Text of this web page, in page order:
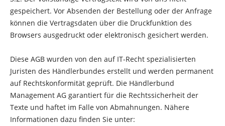
gespeichert. Vor Absenden der Bestellung oder der Anfrage
können die Vertragsdaten über die Druckfunktion des
Browsers ausgedruckt oder elektronisch gesichert werden.
Diese AGB wurden von den auf IT-Recht spezialisierten
Juristen des Händlerbundes erstellt und werden permanent
auf Rechtskonformität geprüft. Die Händlerbund
Management AG garantiert für die Rechtssicherheit der
Texte und haftet im Falle von Abmahnungen. Nähere
Informationen dazu finden Sie unter: